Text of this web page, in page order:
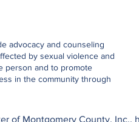
advocacy and counseling
by sexual violence and
person and to promote
in the community through
of Montgomery County, Inc.,